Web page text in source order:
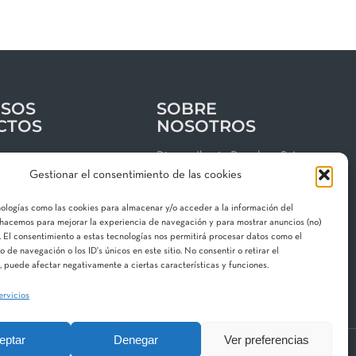
Gestionar el consentimiento de las cookies
como las cookies para almacenar y/o acceder a la información del
para mejorar la experiencia de navegación y para mostrar anuncios (no)
El consentimiento a estas tecnologías nos permitirá procesar datos como el
de navegación o los ID's únicos en este sitio. No consentir o retirar el
puede afectar negativamente a ciertas características y funciones.
Denegar Ver preferencias
privacidad
cookies
SOBRE
NOSOTROS
Riegos Iberia Regaber, S.A.
Grupo MAT Holding
08150 Parets del Vallès
Contacta con nosotros